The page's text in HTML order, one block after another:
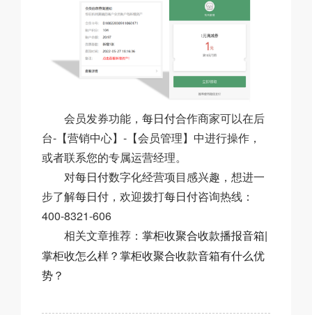
会员发券功能， 每日付合作商家可以在后
台-【营销中心】-【会员管理】中进行操作，
或者联系您的专属运营经理。
对每日付数字化经营项目感兴趣，想进一
步了解每日付 ，欢迎拨打每日付咨询热线：
400-8321-606
相关文章推荐： 掌柜收聚合收款播报音箱|
掌柜收怎么样？掌柜收聚合收款音箱有什么优
势？